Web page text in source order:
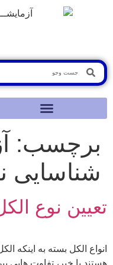
برچسب:
شناسایی
تعیین نوع
انواع الکل بسته به اینکه
هستند یا خیر، تفاوت هایی